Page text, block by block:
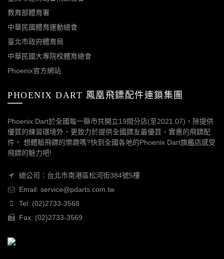
教育部體育署
中華民國體育運動總會
臺北市政府體育局
中華民國大專院校體育總會
Phoenix官方網站
PHOENIX DART 鳳凰飛鏢配件連鎖集團
Phoenix Dart於全國每一縣市共開立19間分店(至2021.07)，除提供
優質的練習環境外，更致力於提供全國鏢友最優質、實惠的飛鏢配
件。 想體驗飛鏢的樂趣嗎?快到全國各地的Phoenix Dart旗艦店感受
飛鏢的魅力吧!
總公司：台北市南港區松河街384號5樓
Email: service@pdarts.com.tw
Tel: (02)2733-3568
Fax: (02)2733-3569